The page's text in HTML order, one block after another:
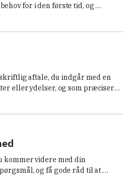
for i den første tid, og
aftale, du indgår med en
eller ydelser, og som præciserer
kommer videre med din
og få gode råd til at